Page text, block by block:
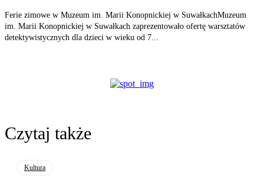
Ferie zimowe w Muzeum im. Marii Konopnickiej w SuwałkachMuzeum
im. Marii Konopnickiej w Suwałkach zaprezentowało ofertę warsztatów
detektywistycznych dla dzieci w wieku od 7...
Czytaj także
Kultura